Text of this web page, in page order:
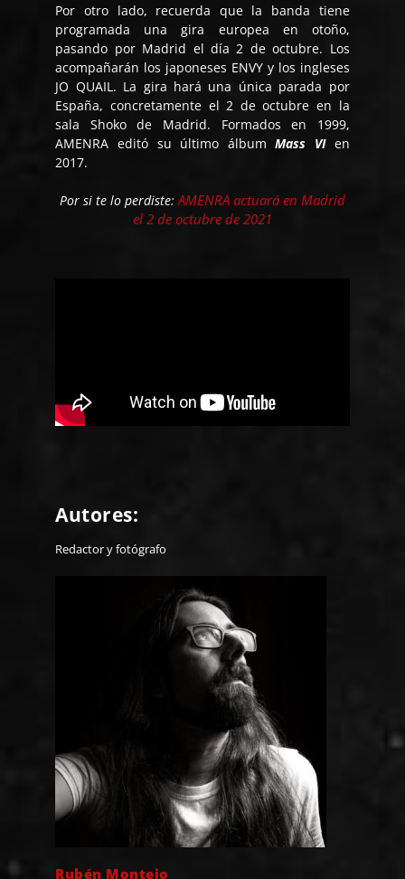
Por otro lado, recuerda que la banda tiene
programada una gira europea en otoño,
pasando por Madrid el día 2 de octubre. Los
acompañarán los japoneses ENVY y los ingleses
JO QUAIL. La gira hará una única parada por
España, concretamente el 2 de octubre en la
sala Shoko de Madrid. Formados en 1999,
AMENRA editó su último álbumMass VIen
2017.
Por si te lo perdiste: AMENRA actuará en Madrid
el 2 de octubre de 2021
Autores:
Redactor y fotógrafo
Rubén Montejo